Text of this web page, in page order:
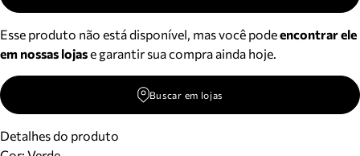
Esse produto não está disponível, mas você podeencontrar ele
em nossas lojase garantir sua compra ainda hoje.
Buscar em lojas
Detalhes do produto